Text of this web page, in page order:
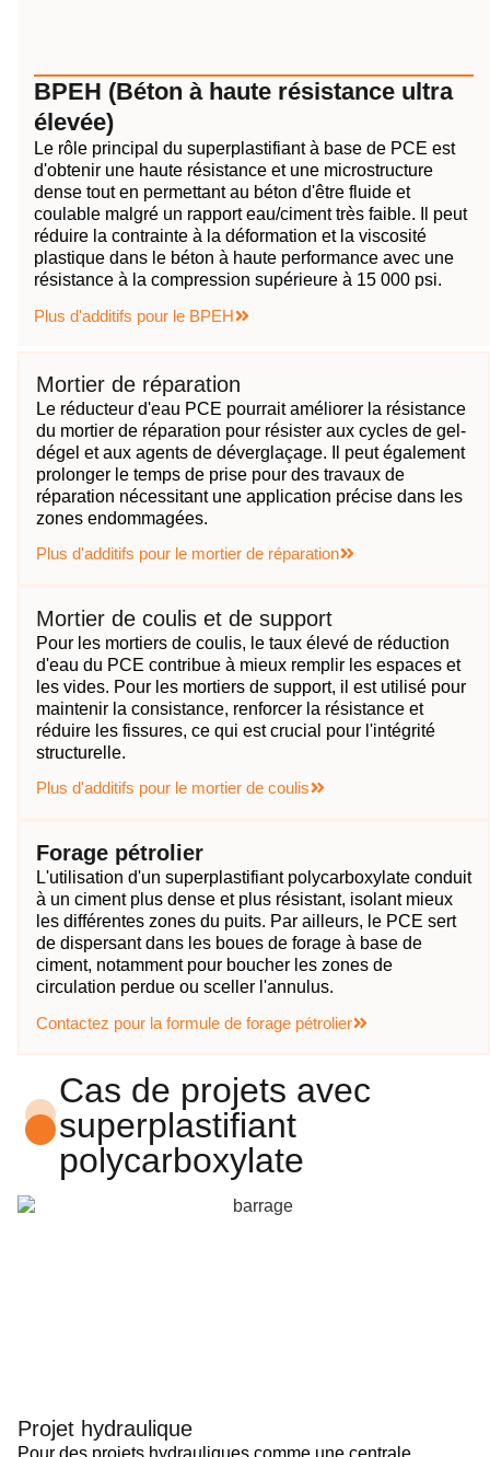
BPEH (Béton à haute résistance ultra
élevée)
Le rôle principal du superplastifiant à base de PCE est
d'obtenir une haute résistance et une microstructure
dense tout en permettant au béton d'être fluide et
coulable malgré un rapport eau/ciment très faible. Il peut
réduire la contrainte à la déformation et la viscosité
plastique dans le béton à haute performance avec une
résistance à la compression supérieure à 15 000 psi.
Plus d'additifs pour le BPEH
Mortier de réparation
Le réducteur d'eau PCE pourrait améliorer la résistance
du mortier de réparation pour résister aux cycles de gel-
dégel et aux agents de déverglaçage. Il peut également
prolonger le temps de prise pour des travaux de
réparation nécessitant une application précise dans les
zones endommagées.
Plus d'additifs pour le mortier de réparation
Mortier de coulis et de support
Pour les mortiers de coulis, le taux élevé de réduction
d'eau du PCE contribue à mieux remplir les espaces et
les vides. Pour les mortiers de support, il est utilisé pour
maintenir la consistance, renforcer la résistance et
réduire les fissures, ce qui est crucial pour l'intégrité
structurelle.
Plus d'additifs pour le mortier de coulis
Forage pétrolier
L'utilisation d'un superplastifiant polycarboxylate conduit
à un ciment plus dense et plus résistant, isolant mieux
les différentes zones du puits. Par ailleurs, le PCE sert
de dispersant dans les boues de forage à base de
ciment, notamment pour boucher les zones de
circulation perdue ou sceller l'annulus.
Contactez pour la formule de forage pétrolier
Cas de projets avec
superplastifiant
polycarboxylate
Projet hydraulique
Pour des projets hydrauliques comme une centrale